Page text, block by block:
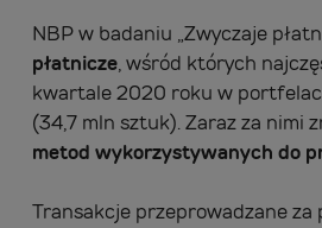
NBP w badaniu „Zwyczaje
płatnicze, wśród których
kwartale 2020 roku w
(34,7 mln sztuk). Zaraz za nimi
metod wykorzystywanych do
Transakcje przeprowadzane